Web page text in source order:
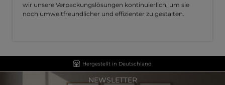
wir unsere Verpackungslösungen kontinuierlich, um sie
noch umweltfreundlicher und effizienter zu gestalten.
Hergestellt in Deutschland
NEWSLETTER